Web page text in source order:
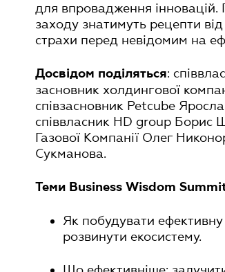
для впровадження інновацій.
заходу знатимуть рецепти
страхи перед невідомим на
Досвідом поділяться:
засновник холдингової
співзасновник Petcube
співвласник HD group Борис
Газової Компанії Олег
Сукманова.
Теми Business Wisdom
Як побудувати
розвинути екосистему.